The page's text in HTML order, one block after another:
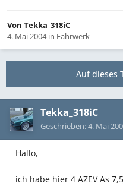
Von Tekka_318iC
4. Mai 2004in Fahrwerk
Auf dieses
Tekka_318iC
Geschrieben:4. Mai
Hallo,
ich habe hier 4 AZEV As